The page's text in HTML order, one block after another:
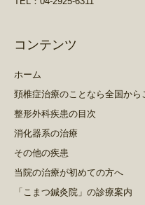
コンテンツ
ホーム
頚椎症治療のことなら全国か
整形外科疾患の目次
消化器系の治療
その他の疾患
当院の治療が初めての方へ
「こまつ鍼灸院」の診療案内